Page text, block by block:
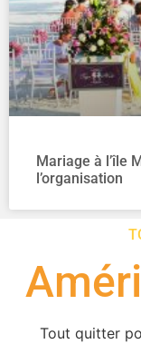
Mariage à l’île
l’organisation
Tout quitter